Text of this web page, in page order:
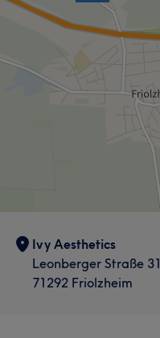
Ivy Aesthetics
Leonberger Straße 31
71292 Friolzheim